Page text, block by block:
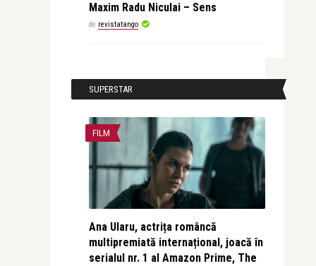
Maxim Radu Niculai – Sens
de revistatango
SUPERSTAR
FILM
Ana Ularu, actrița româncă
multipremiată internațional, joacă în
serialul nr. 1 al Amazon Prime, The